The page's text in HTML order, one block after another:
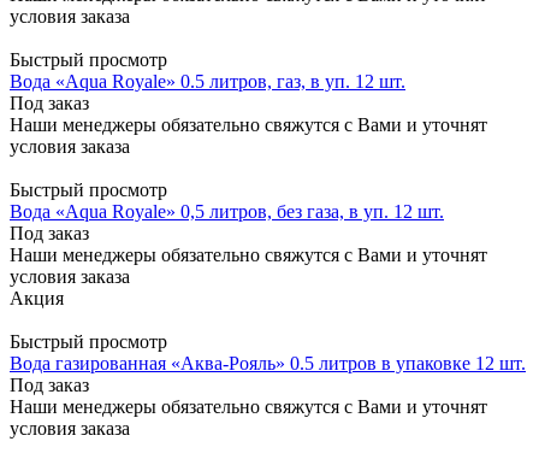
условия заказа
Быстрый просмотр
Вода «Aqua Royale» 0.5 литров, газ, в уп. 12 шт.
Под заказ
Наши менеджеры обязательно свяжутся с Вами и уточнят
условия заказа
Быстрый просмотр
Вода «Aqua Royale» 0,5 литров, без газа, в уп. 12 шт.
Под заказ
Наши менеджеры обязательно свяжутся с Вами и уточнят
условия заказа
Акция
Быстрый просмотр
Вода газированная «Аква-Рояль» 0.5 литров в упаковке 12 шт.
Под заказ
Наши менеджеры обязательно свяжутся с Вами и уточнят
условия заказа